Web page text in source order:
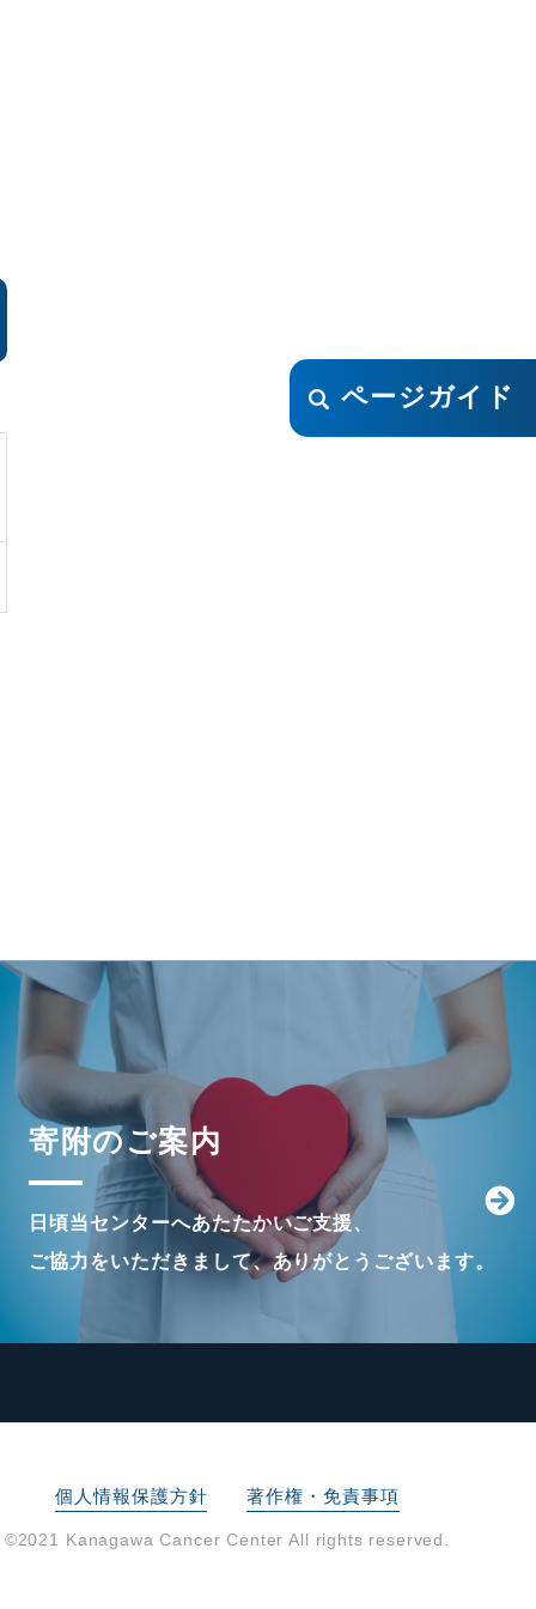
ページガイド
寄附のご案内
日頃当センターへあたたかいご支援、
ご協力をいただきまして、ありがとうございます。
個人情報保護方針 著作権・免責事項
©2021 Kanagawa Cancer Center All rights reserved.